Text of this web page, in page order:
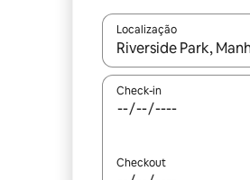
Localização
Quando os resultados
Check-in
Checkout